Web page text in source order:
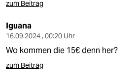
zum Beitrag
Iguana
16.09.2024 , 00:20 Uhr
Wo kommen die 15€ denn her?
zum Beitrag